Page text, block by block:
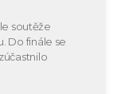
soutěže
Do finále se